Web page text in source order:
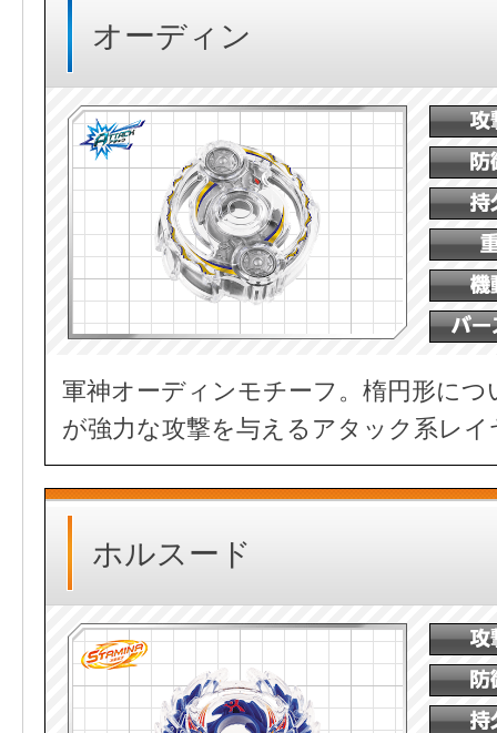
オーディン
軍神オーディンモチーフ。楕円形に
が強力な攻撃を与えるアタック系レイ
ホルスード